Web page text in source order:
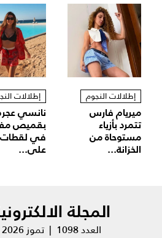
إطلالات النجوم
ميريام فارس
تتمرد بأزياء
مستوحاة من
الخزانة...
إطلالات
نانسي
بقميص
في لقطات
على...
المجلة
العدد 1098 | تموز 2026